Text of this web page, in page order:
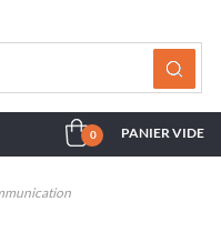
0 PANIER VIDE